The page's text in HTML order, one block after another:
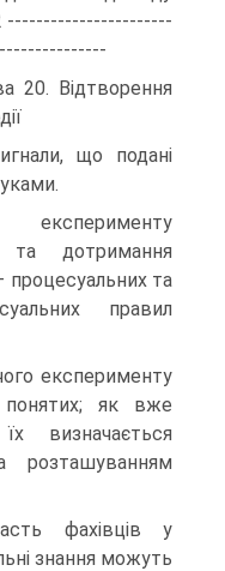
-----------------------
20. Відтворення
що подані
експерименту
та дотримання
процесуальних та
правил
експерименту
як вже
визначається
розташуванням
фахівців у
знання можуть